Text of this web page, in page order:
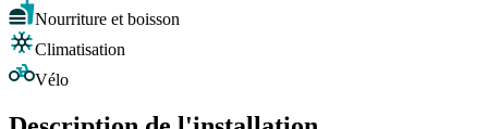
Nourriture et boisson
Climatisation
Vélo